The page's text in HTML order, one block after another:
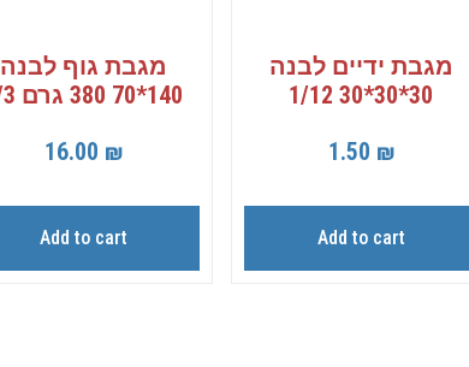
מגבת ידיים לבנה
30*30*30 1/12
1.50 ₪
Add to cart
מגבת גוף לבנה
140*70 380 גרם 1/3
16.00 ₪
Add to cart